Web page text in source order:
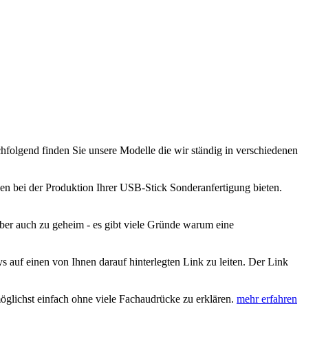
finden Sie unsere Modelle die wir ständig in verschiedenen
bei der Produktion Ihrer USB-Stick Sonderanfertigung bieten.
auch zu geheim - es gibt viele Gründe warum eine
auf einen von Ihnen darauf hinterlegten Link zu leiten. Der Link
einfach ohne viele Fachaudrücke zu erklären. mehr erfahren